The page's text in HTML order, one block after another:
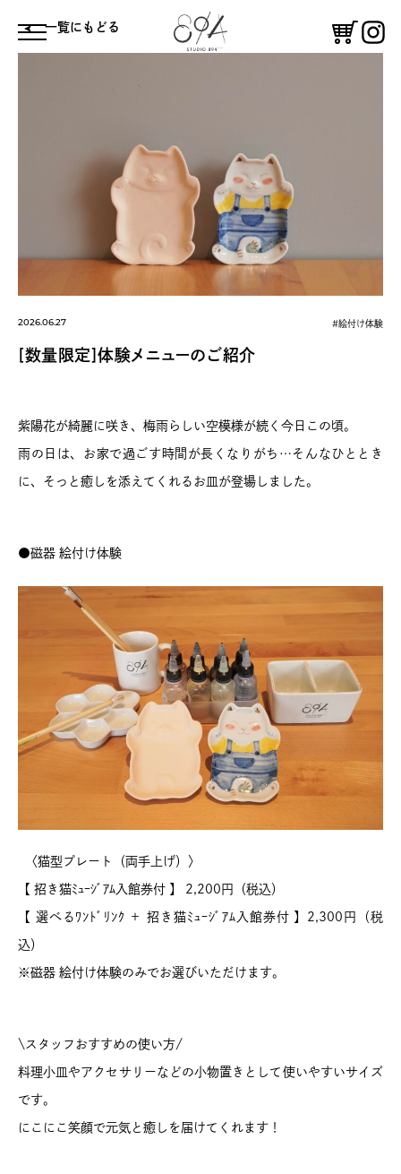
体験する 鑑賞する
ギャラリー
⼀覧にもどる
2026.06.27 #絵付け体験
[数量限定]体験メニューのご紹介
紫陽花が綺麗に咲き、梅雨らしい空模様が続く今日この頃。
雨の日は、お家で過ごす時間が長くなりがち…そんなひととき
に、そっと癒しを添えてくれるお皿が登場しました。
●磁器 絵付け体験
〈猫型プレート（両手上げ）〉
【 招き猫ﾐｭｰｼﾞｱﾑ入館券付 】 2,200円（税込）
【 選べるﾜﾝﾄﾞﾘﾝｸ ＋ 招き猫ﾐｭｰｼﾞｱﾑ入館券付 】2,300円（税
込）
※磁器 絵付け体験のみでお選びいただけます。
\スタッフおすすめの使い方/
料理小皿やアクセサリーなどの小物置きとして使いやすいサイズ
です。
にこにこ笑顔で元気と癒しを届けてくれます！